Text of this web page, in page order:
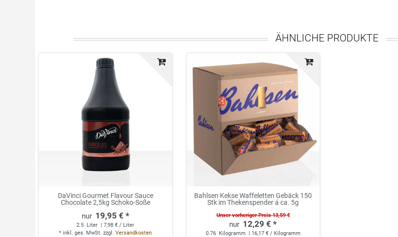
ÄHNLICHE PRODUKTE
DaVinci Gourmet Flavour Sauce
Chocolate 2,5kg Schoko-Soße
19,95 € *
2.5 Liter | 7,98 € / Liter
*inkl. ges. MwSt. zzgl.Versandkosten
Bahlsen Kekse Waffeletten Gebäck 150
Stk im Thekenspender á ca. 5g
Unser vorheriger Preis 13,59 €
12,29 € *
0.76 Kilogramm
| 16,17 € / Kilogramm